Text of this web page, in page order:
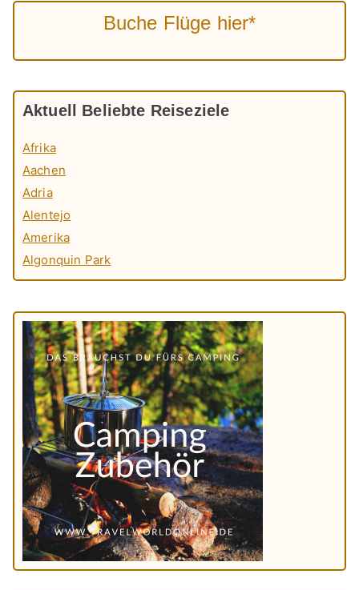
Buche Flüge hier*
Aktuell Beliebte Reiseziele
Afrika
Aachen
Adria
Alentejo
Amerika
Algonquin Park